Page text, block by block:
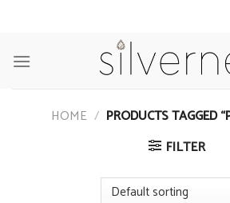
HOME / PRODUCTS TAGGED
FILTER